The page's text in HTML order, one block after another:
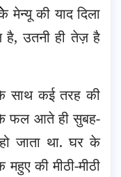
की याद दिला
है, उतनी ही तेज़ है
साथ कई तरह की
फल आते ही सुबह-
जाता था. घर के
की मीठी-मीठी